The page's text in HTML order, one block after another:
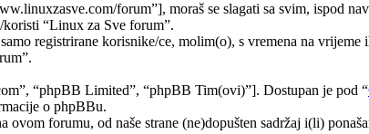
forum”], moraš se slagati sa svim, ispod
“Linux za Sve forum”.
registrirane korisnike/ce, molim(o), s vremena na vrijeme
“phpBB Limited”, “phpBB Tim(ovi)”]. Dostupan je pod “
o phpBBu.
forumu, od naše strane (ne)dopušten sadržaj i(li)